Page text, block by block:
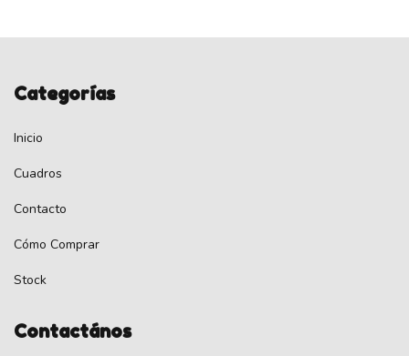
Categorías
Inicio
Cuadros
Contacto
Cómo Comprar
Stock
Contactános